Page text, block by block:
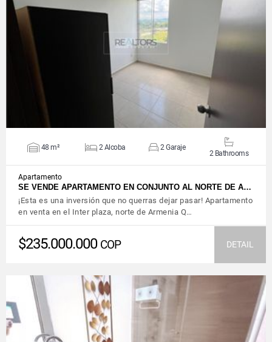
VIEW DETAILS
48 m² 2 Alcoba 2 Garaje
2 Bathrooms
Apartamento
SE VENDE APARTAMENTO EN CONJUNTO AL NORTE DE A…
¡Esta es una inversión que no querras dejar pasar! Apartamento
en venta en el Inter plaza, norte de Armenia Q…
$235.000.000 COP DETAIL